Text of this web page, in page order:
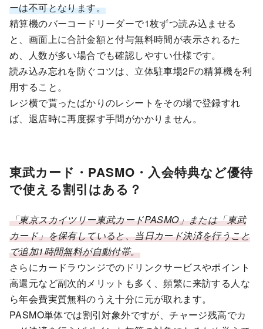
ーは不可となります。
精算機のバーコードリーダーで1枚ずつ読み込ませる
と、画面上に合計金額と付与無料時間が表示されるた
め、人数が多い場合でも確認しやすい仕様です。
読み込み忘れを防ぐコツは、立体駐車場2Fの精算機を利
用すること。
レジ横で貰ったばかりのレシートをその場で登録すれ
ば、退店時に再度探す手間がかかりません。
東武カード・PASMO・入会特典など優待
で使える割引はある？
「東京スカイツリー東武カードPASMO」または「東武
カード」を保有していると、当日カード決済を行うこと
で追加1時間無料が自動付帯。
さらにカードラウンジでのドリンクサービスやポイント
高還元など副次的メリットも多く、頻繁に来訪する人な
ら年会費実質無料のうえ十分に元が取れます。
PASMO単体では割引対象外ですが、チャージ残高でカ